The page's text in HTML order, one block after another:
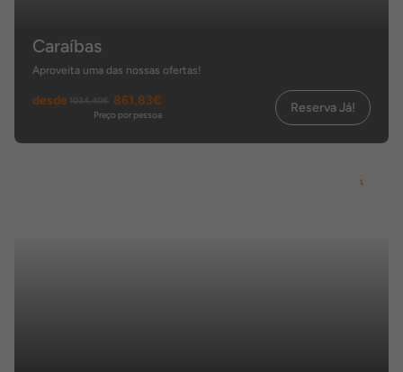
Caraíbas
Aproveita uma das nossas ofertas!
desde 1034,40€ 861,83€
Preço por pessoa Reserva Já!